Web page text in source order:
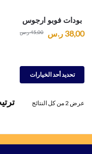
بودات فوبو ارجوس
45,00ر.س 38,00 ر.س
تحديد أحد الخيارات
عرض ⁦2⁩ من كل النتائج